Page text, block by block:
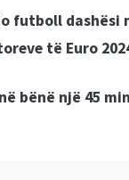
futboll dashësi
të Euro
bënë një 45